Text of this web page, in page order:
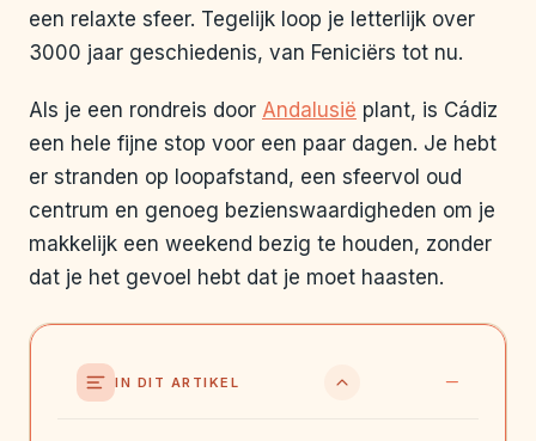
een relaxte sfeer. Tegelijk loop je letterlijk over
3000 jaar geschiedenis, van Feniciërs tot nu.
Als je een rondreis door Andalusië plant, is Cádiz
een hele fijne stop voor een paar dagen. Je hebt
er stranden op loopafstand, een sfeervol oud
centrum en genoeg bezienswaardigheden om je
makkelijk een weekend bezig te houden, zonder
dat je het gevoel hebt dat je moet haasten.
IN DIT ARTIKEL